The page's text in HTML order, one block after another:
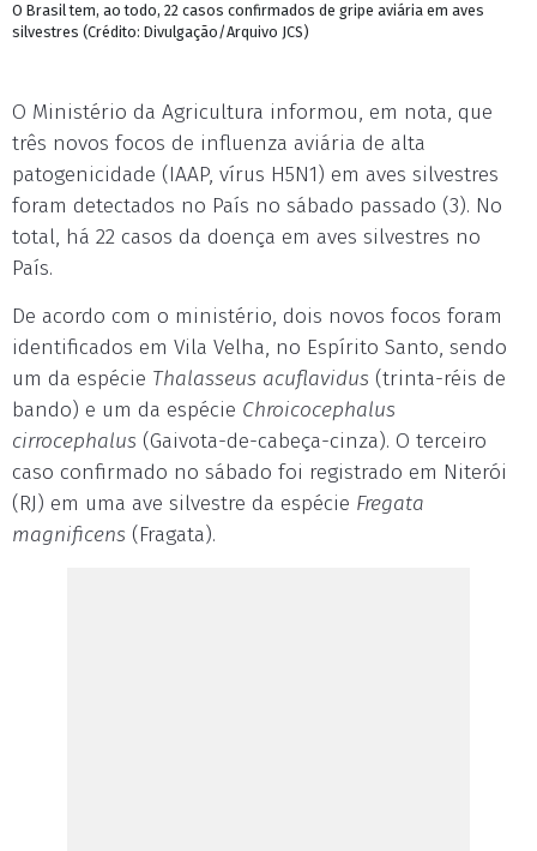
O Brasil tem, ao todo, 22 casos confirmados de gripe aviária em aves
silvestres (Crédito: Divulgação/Arquivo JCS)
O Ministério da Agricultura informou, em nota, que
três novos focos de influenza aviária de alta
patogenicidade (IAAP, vírus H5N1) em aves silvestres
foram detectados no País no sábado passado (3). No
total, há 22 casos da doença em aves silvestres no
País.
De acordo com o ministério, dois novos focos foram
identificados em Vila Velha, no Espírito Santo, sendo
um da espécie Thalasseus acuflavidus (trinta-réis de
bando) e um da espécie Chroicocephalus
cirrocephalus (Gaivota-de-cabeça-cinza). O terceiro
caso confirmado no sábado foi registrado em Niterói
(RJ) em uma ave silvestre da espécie Fregata
magnificens (Fragata).